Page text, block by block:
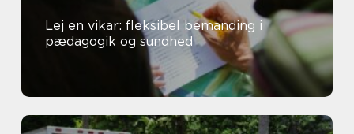
Lej en vikar: fleksibel bemanding i
pædagogik og sundhed